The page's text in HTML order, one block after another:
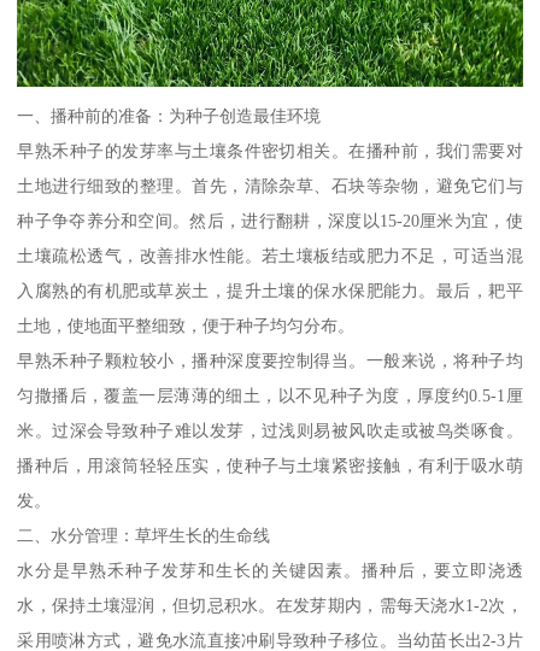
一、播种前的准备：为种子创造最佳环境
早熟禾种子的发芽率与土壤条件密切相关。在播种前，我们需要对
土地进行细致的整理。首先，清除杂草、石块等杂物，避免它们与
种子争夺养分和空间。然后，进行翻耕，深度以15-20厘米为宜，使
土壤疏松透气，改善排水性能。若土壤板结或肥力不足，可适当混
入腐熟的有机肥或草炭土，提升土壤的保水保肥能力。最后，耙平
土地，使地面平整细致，便于种子均匀分布。
早熟禾种子颗粒较小，播种深度要控制得当。一般来说，将种子均
匀撒播后，覆盖一层薄薄的细土，以不见种子为度，厚度约0.5-1厘
米。过深会导致种子难以发芽，过浅则易被风吹走或被鸟类啄食。
播种后，用滚筒轻轻压实，使种子与土壤紧密接触，有利于吸水萌
发。
二、水分管理：草坪生长的生命线
水分是早熟禾种子发芽和生长的关键因素。播种后，要立即浇透
水，保持土壤湿润，但切忌积水。在发芽期内，需每天浇水1-2次，
采用喷淋方式，避免水流直接冲刷导致种子移位。当幼苗长出2-3片